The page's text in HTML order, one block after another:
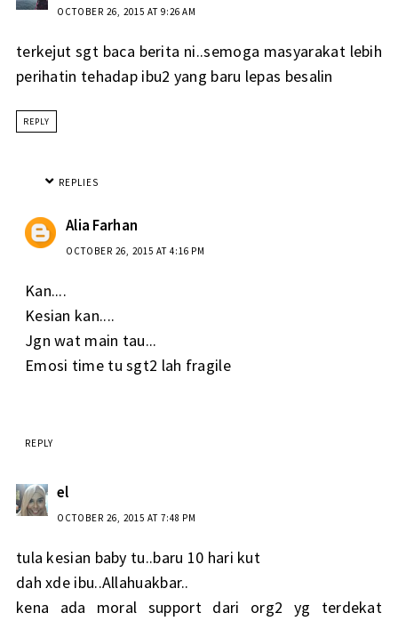
OCTOBER 26, 2015 AT 9:26 AM
terkejut sgt baca berita ni..semoga masyarakat lebih
perihatin tehadap ibu2 yang baru lepas besalin
REPLY
REPLIES
Alia Farhan
OCTOBER 26, 2015 AT 4:16 PM
Kan....
Kesian kan....
Jgn wat main tau...
Emosi time tu sgt2 lah fragile
REPLY
el
OCTOBER 26, 2015 AT 7:48 PM
tula kesian baby tu..baru 10 hari kut
dah xde ibu..Allahuakbar..
kena ada moral support dari org2 yg terdekat